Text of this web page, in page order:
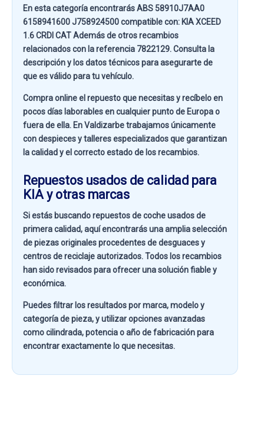
En esta categoría encontrarás ABS 58910J7AA0
6158941600 J758924500 compatible con: KIA XCEED
1.6 CRDI CATAdemás de otros recambios
relacionados con la referencia 7822129. Consulta la
descripción y los datos técnicos para asegurarte de
que es válido para tu vehículo.
Compra online el repuesto que necesitas y recíbelo en
pocos días laborables en cualquier punto de Europa o
fuera de ella. EnValdizarbetrabajamos únicamente
con despieces y talleres especializados que garantizan
la calidad y el correcto estado de los recambios.
Repuestos usados de calidad para
KIA y otras marcas
Si estás buscandorepuestos de coche usados de
primera calidad, aquí encontrarás una amplia selección
de piezas originales procedentes de desguaces y
centros de reciclaje autorizados. Todos los recambios
han sido revisados para ofrecer una solución fiable y
económica.
Puedes filtrar los resultados pormarca, modelo y
categoría de pieza, y utilizar opciones avanzadas
comocilindrada, potencia o año de fabricaciónpara
encontrar exactamente lo que necesitas.